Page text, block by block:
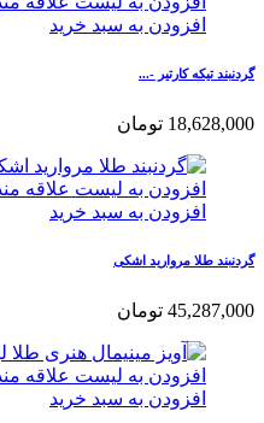
افزودن به سبد خرید
گردنبند تیکه کارتیر -...
18,628,000 تومان
افزودن به لیست علاقه
افزودن به سبد خرید
گردنبند طلا مروارید اشکی
45,287,000 تومان
افزودن به لیست علاقه
افزودن به سبد خرید